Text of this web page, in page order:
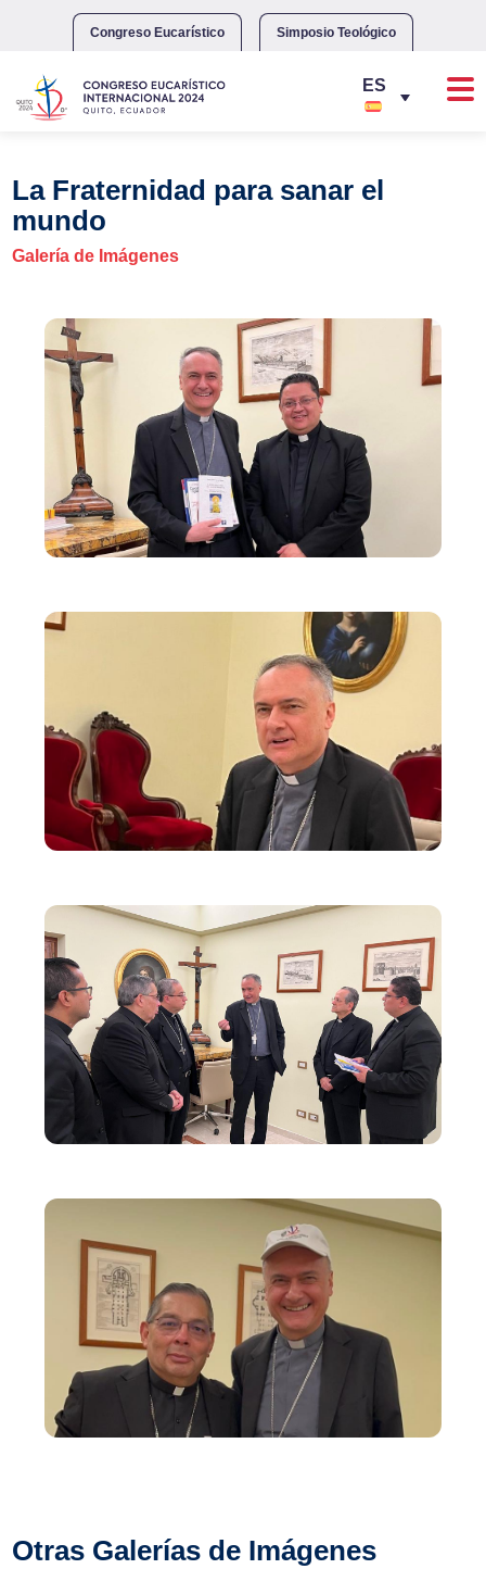
Congreso Eucarístico Simposio Teológico
La Fraternidad para sanar el
mundo
Galería de Imágenes
Otras Galerías de Imágenes